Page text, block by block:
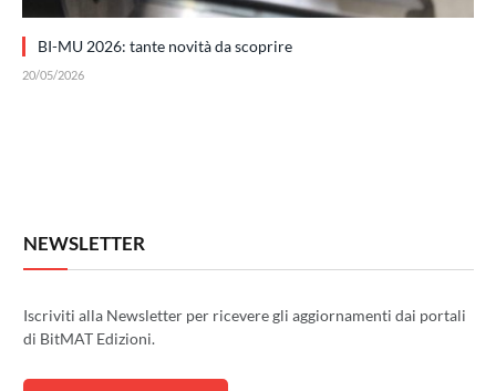
BI-MU 2026: tante novità da scoprire
20/05/2026
NEWSLETTER
Iscriviti alla Newsletter per ricevere gli aggiornamenti dai portali
di BitMAT Edizioni.